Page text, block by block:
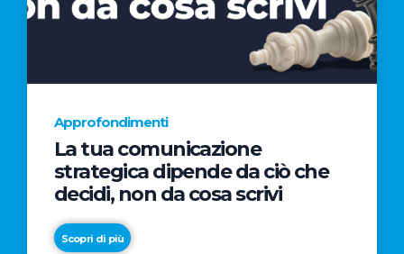
AL
CINEMA
NELLA
CAMPAGNA
REGISTA
PREMIO
OSCAR®
Approfondimenti
La tua comunicazione
strategica dipende da ciò che
decidi, non da cosa scrivi
Scopri di più